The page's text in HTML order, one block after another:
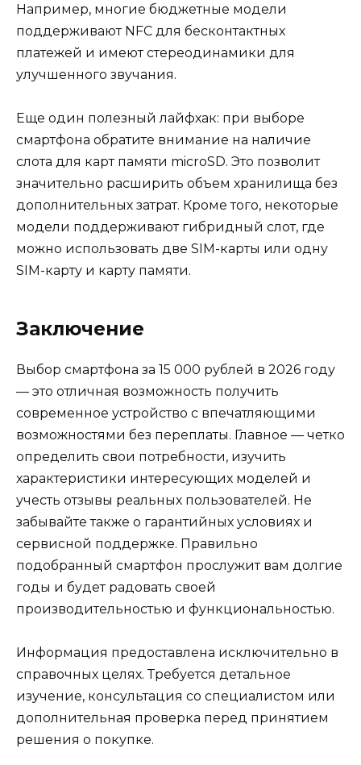
Например, многие бюджетные модели
поддерживают NFC для бесконтактных
платежей и имеют стереодинамики для
улучшенного звучания.
Еще один полезный лайфхак: при выборе
смартфона обратите внимание на наличие
слота для карт памяти microSD. Это позволит
значительно расширить объем хранилища без
дополнительных затрат. Кроме того, некоторые
модели поддерживают гибридный слот, где
можно использовать две SIM-карты или одну
SIM-карту и карту памяти.
Заключение
Выбор смартфона за 15 000 рублей в 2026 году
— это отличная возможность получить
современное устройство с впечатляющими
возможностями без переплаты. Главное — четко
определить свои потребности, изучить
характеристики интересующих моделей и
учесть отзывы реальных пользователей. Не
забывайте также о гарантийных условиях и
сервисной поддержке. Правильно
подобранный смартфон прослужит вам долгие
годы и будет радовать своей
производительностью и функциональностью.
Информация предоставлена исключительно в
справочных целях. Требуется детальное
изучение, консультация со специалистом или
дополнительная проверка перед принятием
решения о покупке.